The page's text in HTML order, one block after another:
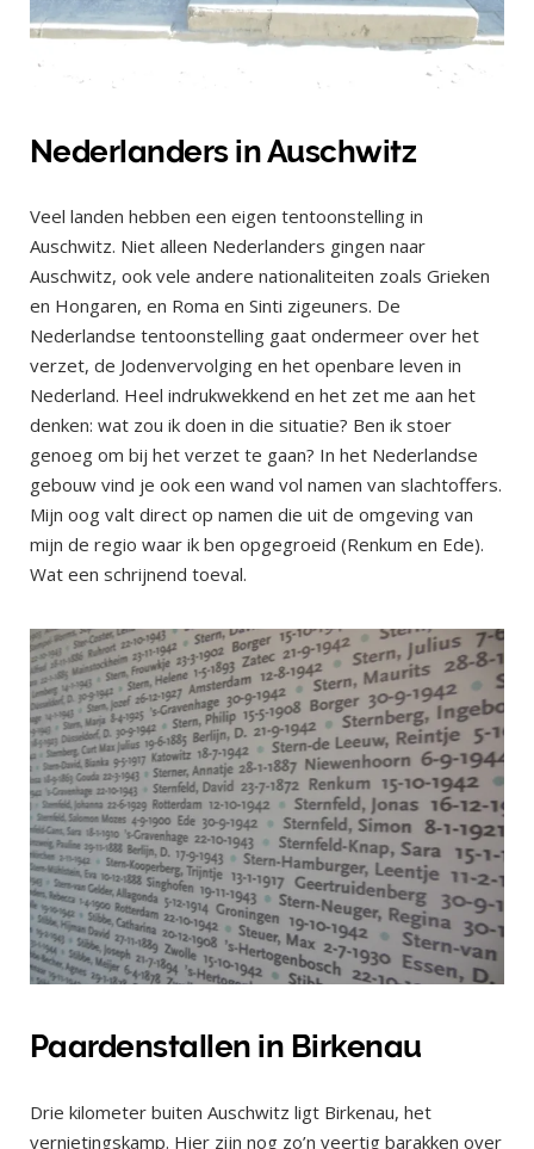
Nederlanders in Auschwitz
Veel landen hebben een eigen tentoonstelling in
Auschwitz. Niet alleen Nederlanders gingen naar
Auschwitz, ook vele andere nationaliteiten zoals Grieken
en Hongaren, en Roma en Sinti zigeuners. De
Nederlandse tentoonstelling gaat ondermeer over het
verzet, de Jodenvervolging en het openbare leven in
Nederland. Heel indrukwekkend en het zet me aan het
denken: wat zou ik doen in die situatie? Ben ik stoer
genoeg om bij het verzet te gaan? In het Nederlandse
gebouw vind je ook een wand vol namen van slachtoffers.
Mijn oog valt direct op namen die uit de omgeving van
mijn de regio waar ik ben opgegroeid (Renkum en Ede).
Wat een schrijnend toeval.
Paardenstallen in Birkenau
Drie kilometer buiten Auschwitz ligt Birkenau, het
vernietingskamp. Hier zijn nog zo’n veertig barakken over